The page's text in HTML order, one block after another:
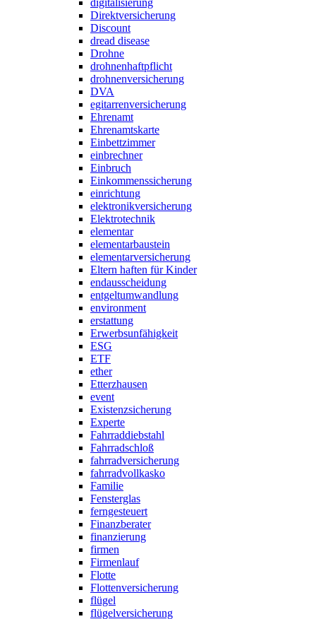
digitalisierung
Direktversicherung
Discount
dread disease
Drohne
drohnenhaftpflicht
drohnenversicherung
DVA
egitarrenversicherung
Ehrenamt
Ehrenamtskarte
Einbettzimmer
einbrechner
Einbruch
Einkommenssicherung
einrichtung
elektronikversicherung
Elektrotechnik
elementar
elementarbaustein
elementarversicherung
Eltern haften für Kinder
endausscheidung
entgeltumwandlung
environment
erstattung
Erwerbsunfähigkeit
ESG
ETF
ether
Etterzhausen
event
Existenzsicherung
Experte
Fahrraddiebstahl
Fahrradschloß
fahrradversicherung
fahrradvollkasko
Familie
Fensterglas
ferngesteuert
Finanzberater
finanzierung
firmen
Firmenlauf
Flotte
Flottenversicherung
flügel
flügelversicherung